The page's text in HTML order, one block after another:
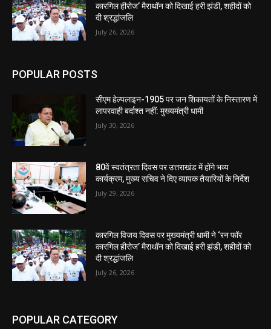
कारगिल हीरोज’ मैराथॉन को दिखाई हरी झंडी, शहीदों को
दी श्रद्धांजलि
July 26, 2026
POPULAR POSTS
सीएम हेल्पलाइन-1905 पर जन शिकायतों के निस्तारण में
लापरवाही बर्दाश्त नहीं: मुख्यमंत्री धामी
July 30, 2026
80वें स्वतंत्रता दिवस पर उत्तराखंड में होंगे भव्य
कार्यक्रम, मुख्य सचिव ने दिए व्यापक तैयारियों के निर्देश
July 29, 2026
कारगिल विजय दिवस पर मुख्यमंत्री धामी ने ‘रन फॉर
कारगिल हीरोज’ मैराथॉन को दिखाई हरी झंडी, शहीदों को
दी श्रद्धांजलि
July 26, 2026
POPULAR CATEGORY